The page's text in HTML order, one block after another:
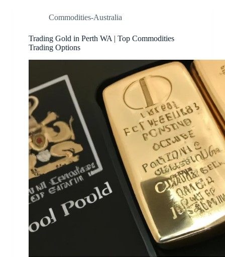
Commodities-Australia
Trading Gold in Perth WA | Top Commodities
Trading Options